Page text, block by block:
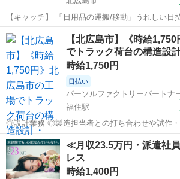
【キャッチ】 「日用品の運搬/移動」うれしい日
ーのフォークリフト運転手！ 北広島市で大募集
いでいつでもお給料日！履歴書・来社不要のおうち登録
ト】 ＼札幌でお仕事を探す...
北海道 北広島市 ドライバー
【北広島市】《時給
でトラック荷台の構造設
時給1,750円
日払い
パーソルファクトリーパートナ
福住駅
◎設計業務 ◎製造担当者との打ち合わせや試作
す。 ◎トラックの荷台設計を担当し、構造設計
を行います。 ◎未経験者も応募可能!やりがいの
です。 ※工場内勤務で専門的...
北海道 北広島市 福住駅 その他
≪月収23.5万円・派遣社
レス
時給1,400円